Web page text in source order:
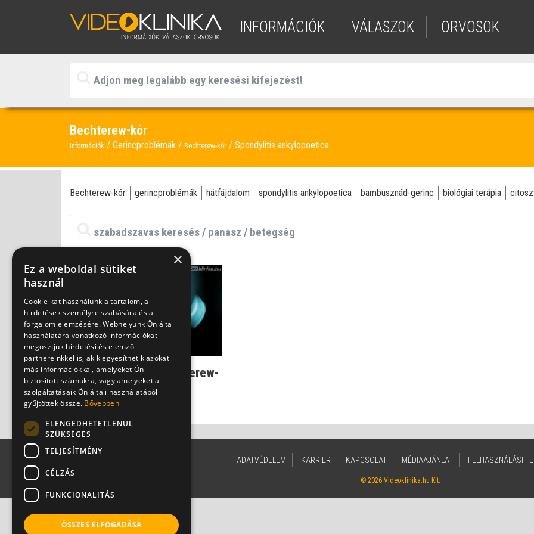
INFORMÁCIÓK VÁLASZOK ORVOSOK
Bechterew-kór
Információk Gerincproblémák Bechterew-kór Spondylitis ankylopoetica
Bechterew-kór gerincproblémák hátfájdalom spondylitis ankylopoetica bambusznád-gerinc biológiai terápia
Így jelentkezik a Bechterew-
kór
Dr. Zolnay Péter
ADATVÉDELEM KARRIER KAPCSOLAT MÉDIAAJÁNLAT FELHASZNÁLÁSI
© 2026 Videoklinika.hu Kft.
×
Ez a weboldal sütiket
használ
Cookie-kat használunk a tartalom, a
hirdetések személyre szabására és a
forgalom elemzésére. Webhelyünk Ön általi
használatára vonatkozó információkat
megosztjuk hirdetési és elemző
partnereinkkel is, akik egyesíthetik azokat
más információkkal, amelyeket Ön
biztosított számukra, vagy amelyeket a
szolgáltatásaik Ön általi használatából
gyűjtöttek össze. Bővebben
ELENGEDHETETLENÜL
SZÜKSÉGES
TELJESÍTMÉNY
CÉLZÁS
FUNKCIONALITÁS
ÖSSZES ELFOGADÁSA